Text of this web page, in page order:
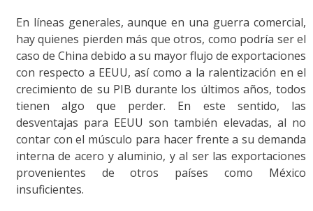
En líneas generales, aunque en una guerra comercial,
hay quienes pierden más que otros, como podría ser el
caso de China debido a su mayor flujo de exportaciones
con respecto a EEUU, así como a la ralentización en el
crecimiento de su PIB durante los últimos años, todos
tienen algo que perder. En este sentido, las
desventajas para EEUU son también elevadas, al no
contar con el músculo para hacer frente a su demanda
interna de acero y aluminio, y al ser las exportaciones
provenientes de otros países como México
insuficientes.